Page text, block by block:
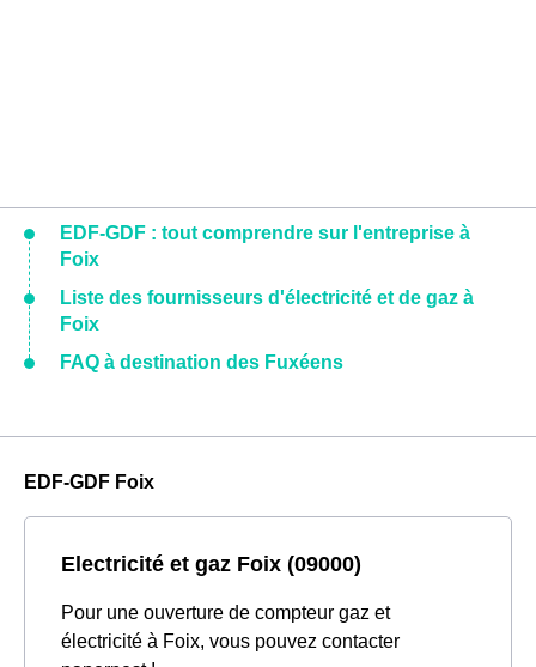
EDF-GDF : tout comprendre sur l'entreprise à
Foix
Liste des fournisseurs d'électricité et de gaz à
Foix
FAQ à destination des Fuxéens
EDF-GDF Foix
Electricité et gaz Foix (09000)
Pour une ouverture de compteur gaz et
électricité à Foix, vous pouvez contacter